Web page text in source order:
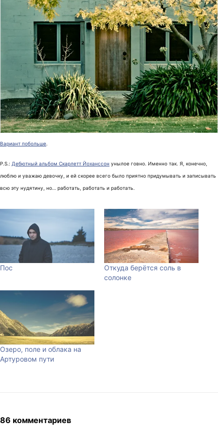
Вариант побольше.
P.S.: Дебютный альбом Скарлетт Йоханссон унылое говно. Именно так. Я, конечно,
люблю и уважаю девочку, и ей скорее всего было приятно придумывать и записывать
всю эту нудятину, но… работать, работать и работать.
Пос
Откуда берётся соль в
солонке
Озеро, поле и облака на
Артуровом пути
86 комментариев